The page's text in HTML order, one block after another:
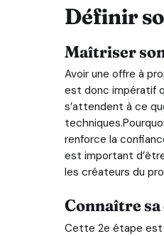
Définir
Maîtriser
Avoir une offre à
est donc impératif
s’attendent à ce
renforce la
est important
les créateurs du
Connaître sa
Cette 2e étape est